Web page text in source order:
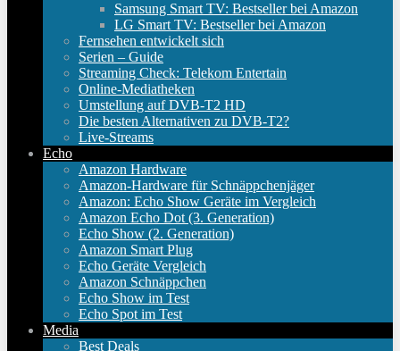
Samsung Smart TV: Bestseller bei Amazon
LG Smart TV: Bestseller bei Amazon
Fernsehen entwickelt sich
Serien – Guide
Streaming Check: Telekom Entertain
Online-Mediatheken
Umstellung auf DVB-T2 HD
Die besten Alternativen zu DVB-T2?
Live-Streams
Echo
Amazon Hardware
Amazon-Hardware für Schnäppchenjäger
Amazon: Echo Show Geräte im Vergleich
Amazon Echo Dot (3. Generation)
Echo Show (2. Generation)
Amazon Smart Plug
Echo Geräte Vergleich
Amazon Schnäppchen
Echo Show im Test
Echo Spot im Test
Media
Best Deals